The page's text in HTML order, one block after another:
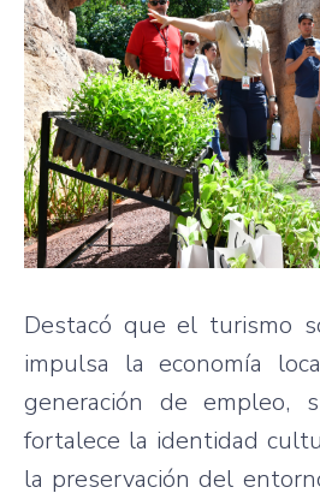
Destacó que el turismo
impulsa la economía
generación de empleo,
fortalece la identidad
la preservación del